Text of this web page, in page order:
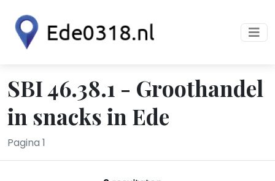
SBI 46.38.1 - Groothandel
in snacks in Ede
Pagina 1